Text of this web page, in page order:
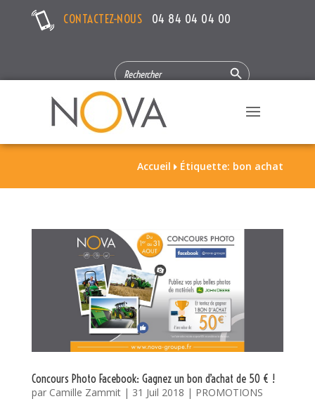
CONTACTEZ-NOUS 04 84 04 04 00
SEARCH
FOR:
Search Button
Accueil  Étiquette: bon achat
Concours Photo Facebook: Gagnez un bon d’achat de 50 € !
par Camille Zammit| 31 Juil 2018 | PROMOTIONS